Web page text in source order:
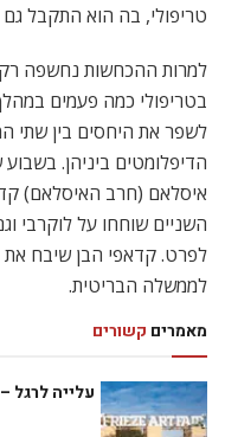
טריפולי, בה הוא התקבל
למרות ההכחשות נחשפה
בטריפולי כמה פעמים
לשפר את היחסים בין שתי
הדיפלומטים ביניהן.
איסלאם (חרב האיסלאם)
השניים שוחחו על לוקרבי
לפרט. קדאפי הבן שיבח
לממשלה הבריטית.
מאמרים קשורים
עלייה לרגל